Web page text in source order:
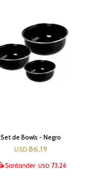
Set de Bowls - Negro
USD 86,19
USD 73,26